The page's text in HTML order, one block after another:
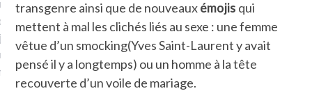
je le garde pour ce
je sens, j’entends, je
goûte et ceux que je
! Marcheuse des villes,
des ruines et des
transgenre ainsi que de nouveauxémojis qui
mettent à mal les clichés liés au sexe : une femme
vêtue d’un smocking(Yves Saint-Laurent y avait
pensé il y a longtemps) ou un homme à la tête
recouverte d’un voile de mariage.